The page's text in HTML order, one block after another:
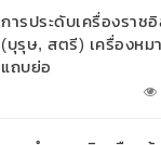
การประดับเครื่องรา
(บุรุษ, สตรี) เครื่องหม
แถบย่อ